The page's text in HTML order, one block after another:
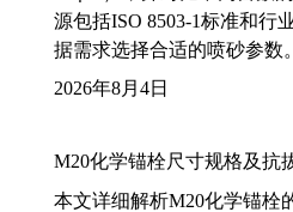
源包括ISO 8503-1标准和行
据需求选择合适的喷砂参数。
2026年8月4日
M20化学锚栓尺寸规格及抗
本文详细解析M20化学锚栓